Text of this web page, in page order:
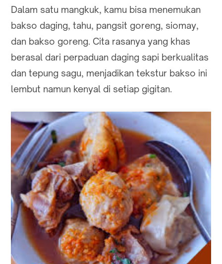
Dalam satu mangkuk, kamu bisa menemukan
bakso daging, tahu, pangsit goreng, siomay,
dan bakso goreng. Cita rasanya yang khas
berasal dari perpaduan daging sapi berkualitas
dan tepung sagu, menjadikan tekstur bakso ini
lembut namun kenyal di setiap gigitan.